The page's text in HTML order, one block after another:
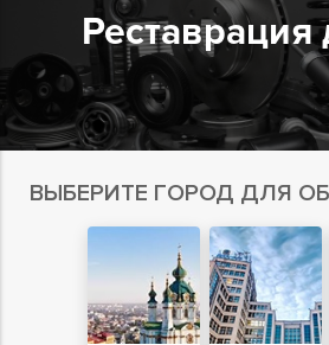
Реставрация
ВЫБЕРИТЕ ГОРОД ДЛЯ